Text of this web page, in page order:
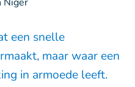
een snelle
maar waar een
in armoede leeft.